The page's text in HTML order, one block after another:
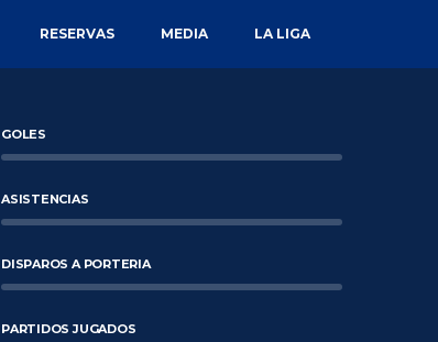
RESERVAS MEDIA LA LIGA
GOLES
ASISTENCIAS
DISPAROS A PORTERIA
PARTIDOS JUGADOS